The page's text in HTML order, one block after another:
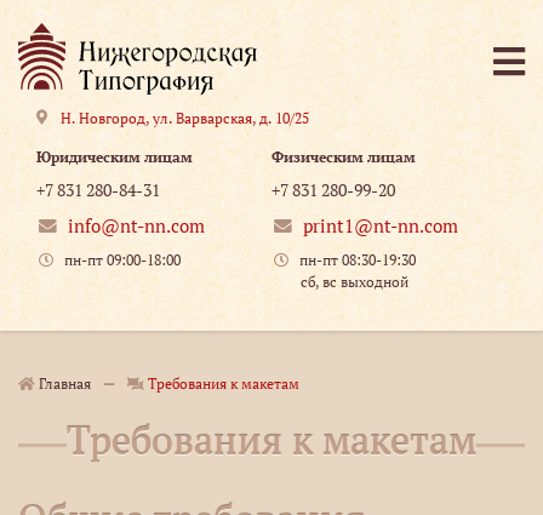
Н. Новгород, ул. Варварская, д. 10/25
Юридическим лицам
+7 831 280-84-31
info@nt-nn.com
пн-пт 09:00-18:00
Физическим лицам
+7 831 280-99-20
print1@nt-nn.com
пн-пт 08:30-19:30
сб, вс выходной
Главная Требования к макетам
Требования к макетам